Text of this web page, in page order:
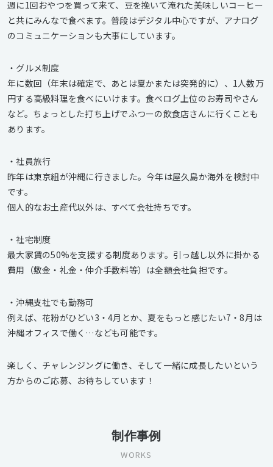
週に1回おやつを買って来て、豆を挽いて淹れた美味しいコーヒー
と共にみんなで食べます。普段はデジタル中心ですが、アナログ
のコミュニケーションも大事にしています。
・グルメ制度
年に数回（年末は確定で、あとは夏かまたは突発的に）、1人数万
円する高級料理を食べにいけます。食べログ上位のお寿司やさん
など。ちょっとした打ち上げでふつーの飲食店さんに行くことも
あります。
・社員旅行
昨年は東京組が沖縄に行きました。今年は屋久島か海外を検討中
です。
個人的なお土産代以外は、すべて会社持ちです。
・社宅制度
最大家賃の50%を支援する制度あります。引っ越し以外に掛かる
費用（敷金・礼金・仲介手数料等）は全額会社負担です。
・沖縄支社でも勤務可
例えば、花粉がひどい3・4月とか、夏をもっと感じたい7・8月は
沖縄オフィスで働く…なども可能です。
楽しく、チャレンジングに働き、そして一緒に成長したいという
方からのご応募、お待ちしています！
制作事例
WORKS